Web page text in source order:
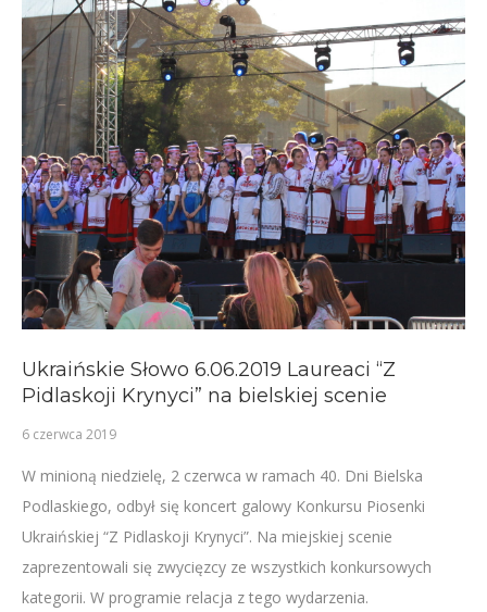
Ukraińskie Słowo 6.06.2019 Laureaci “Z
Pidlaskoji Krynyci” na bielskiej scenie
6 czerwca 2019
W minioną niedzielę, 2 czerwca w ramach 40. Dni Bielska
Podlaskiego, odbył się koncert galowy Konkursu Piosenki
Ukraińskiej “Z Pidlaskoji Krynyci”. Na miejskiej scenie
zaprezentowali się zwycięzcy ze wszystkich konkursowych
kategorii. W programie relacja z tego wydarzenia.